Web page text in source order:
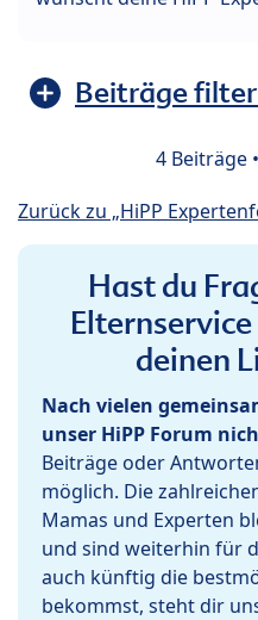
Beiträge
4 Beiträge
Zurück zu „HiPP
Hast du
deinen
Nach vielen
unser HiPP Forum
Beiträge oder
möglich. Die
Mamas und Experten
und sind weiterhin für
auch künftig die
bekommst, steht dir